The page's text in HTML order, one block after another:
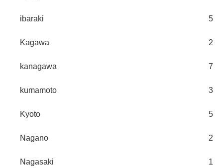
ibaraki 5
Kagawa 2
kanagawa 7
kumamoto 3
Kyoto 5
Nagano 2
Nagasaki 1